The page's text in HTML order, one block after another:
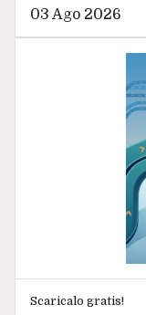
03 Ago 2026
Scaricalo gratis!